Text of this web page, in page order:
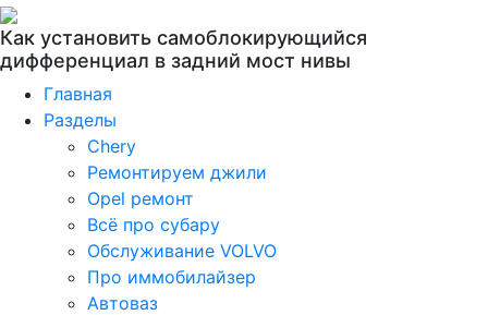
Как установить самоблокирующийся
дифференциал в задний мост нивы
Главная
Разделы
Chery
Ремонтируем джили
Opel ремонт
Всё про субару
Обслуживание VOLVO
Про иммобилайзер
Автоваз